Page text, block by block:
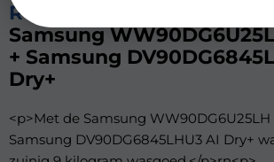
Review
Samsung
+ Samsung
Dry+
<p>Met de Samsung WW90DG6U25LH
Samsung DV90DG6845LHU3 AI Dry+